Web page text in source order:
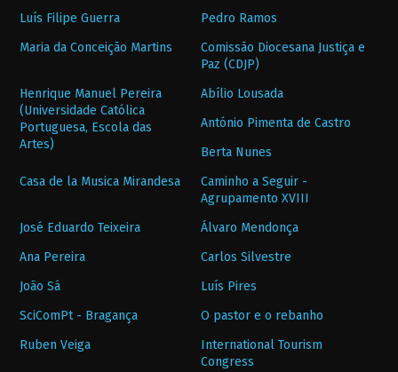
Luís Filipe Guerra
Pedro Ramos
Maria da Conceição Martins
Comissão Diocesana Justiça e
Paz (CDJP)
Henrique Manuel Pereira
(Universidade Católica
Portuguesa, Escola das
Artes)
Abílio Lousada
António Pimenta de Castro
Berta Nunes
Casa de la Musica Mirandesa
Caminho a Seguir -
Agrupamento XVIII
José Eduardo Teixeira
Álvaro Mendonça
Ana Pereira
Carlos Silvestre
João Sá
Luís Pires
SciComPt - Bragança
O pastor e o rebanho
Ruben Veiga
International Tourism
Congress